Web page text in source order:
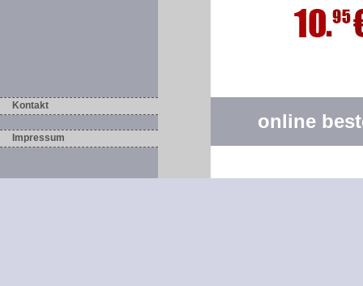
Kontakt
Impressum
online